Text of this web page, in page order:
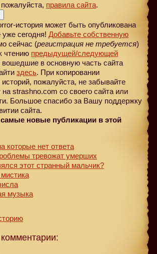
правила сайта.
история может быть опубликована
сегодня! Добавьте собственную
сейчас (регистрация не требуется)
чтению предыдущей/следующей
в основную часть сайта
здесь. При копировании
пожалуйста, не забывайте
strashno.com со своего сайта или
Большое спасибо за Вашу поддержку
сайта.
самые новые публикации в этой
которые нет ответа
тревожат умерших
этот странный мальчик?
музыка